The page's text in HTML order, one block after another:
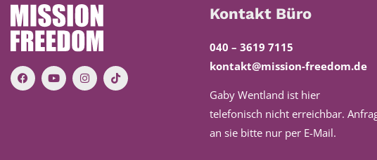
Kontakt Büro
040 – 3619 7115
kontakt@mission-freedom.de
Gaby Wentland ist hier
telefonisch nicht erreichbar.
an sie bitte nur per E-Mail.